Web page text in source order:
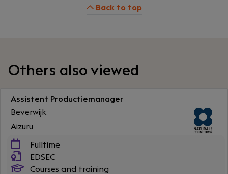
Back to top
Others also viewed
Assistent Productiemanager
Beverwijk
Aizuru
Fulltime
EDSEC
Courses and training